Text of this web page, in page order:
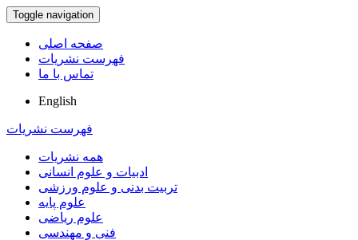
Toggle navigation
صفحه اصلی
فهرست نشریات
تماس با ما
English
فهرست نشریات
همه نشریات
ادبیات و علوم انسانی
تربیت بدنی و علوم ورزشی
علوم پایه
علوم ریاضی
فنی و مهندسی